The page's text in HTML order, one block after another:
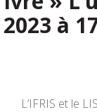
2023 à
L’IFRIS et le